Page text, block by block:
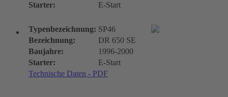
Starter:
E-Start
Typenbezeichnung: SP46
Bezeichnung:
DR 650 SE
Baujahre:
1996-2000
Starter:
E-Start
Technische Daten - PDF